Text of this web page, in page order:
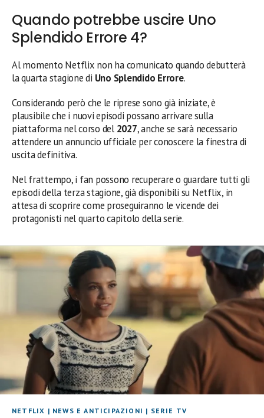
Quando potrebbe uscire Uno
Splendido Errore 4?
Al momento Netflix non ha comunicato quando debutterà
la quarta stagione di Uno Splendido Errore.
Considerando però che le riprese sono già iniziate, è
plausibile che i nuovi episodi possano arrivare sulla
piattaforma nel corso del 2027, anche se sarà necessario
attendere un annuncio ufficiale per conoscere la finestra di
uscita definitiva.
Nel frattempo, i fan possono recuperare o guardare tutti gli
episodi della terza stagione, già disponibili su Netflix, in
attesa di scoprire come proseguiranno le vicende dei
protagonisti nel quarto capitolo della serie.
NETFLIX | NEWS E ANTICIPAZIONI | SERIE TV